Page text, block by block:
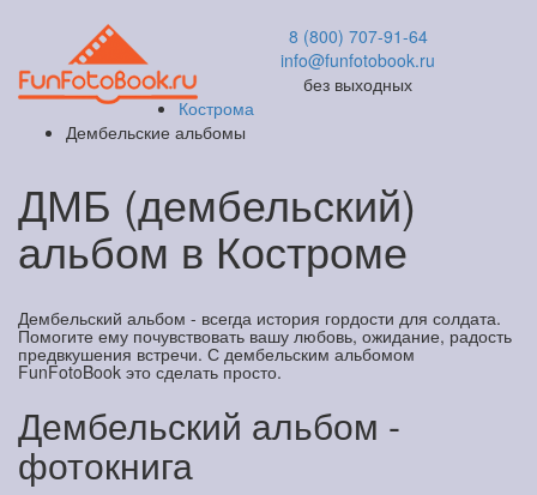
8 (800) 707-91-64
info@funfotobook.ru
без выходных
Кострома
Дембельские альбомы
ДМБ (дембельский)
альбом в Костроме
Дембельский альбом - всегда история гордости для солдата.
Помогите ему почувствовать вашу любовь, ожидание, радость
предвкушения встречи. С дембельским альбомом
FunFotoBook это сделать просто.
Дембельский альбом -
фотокнига